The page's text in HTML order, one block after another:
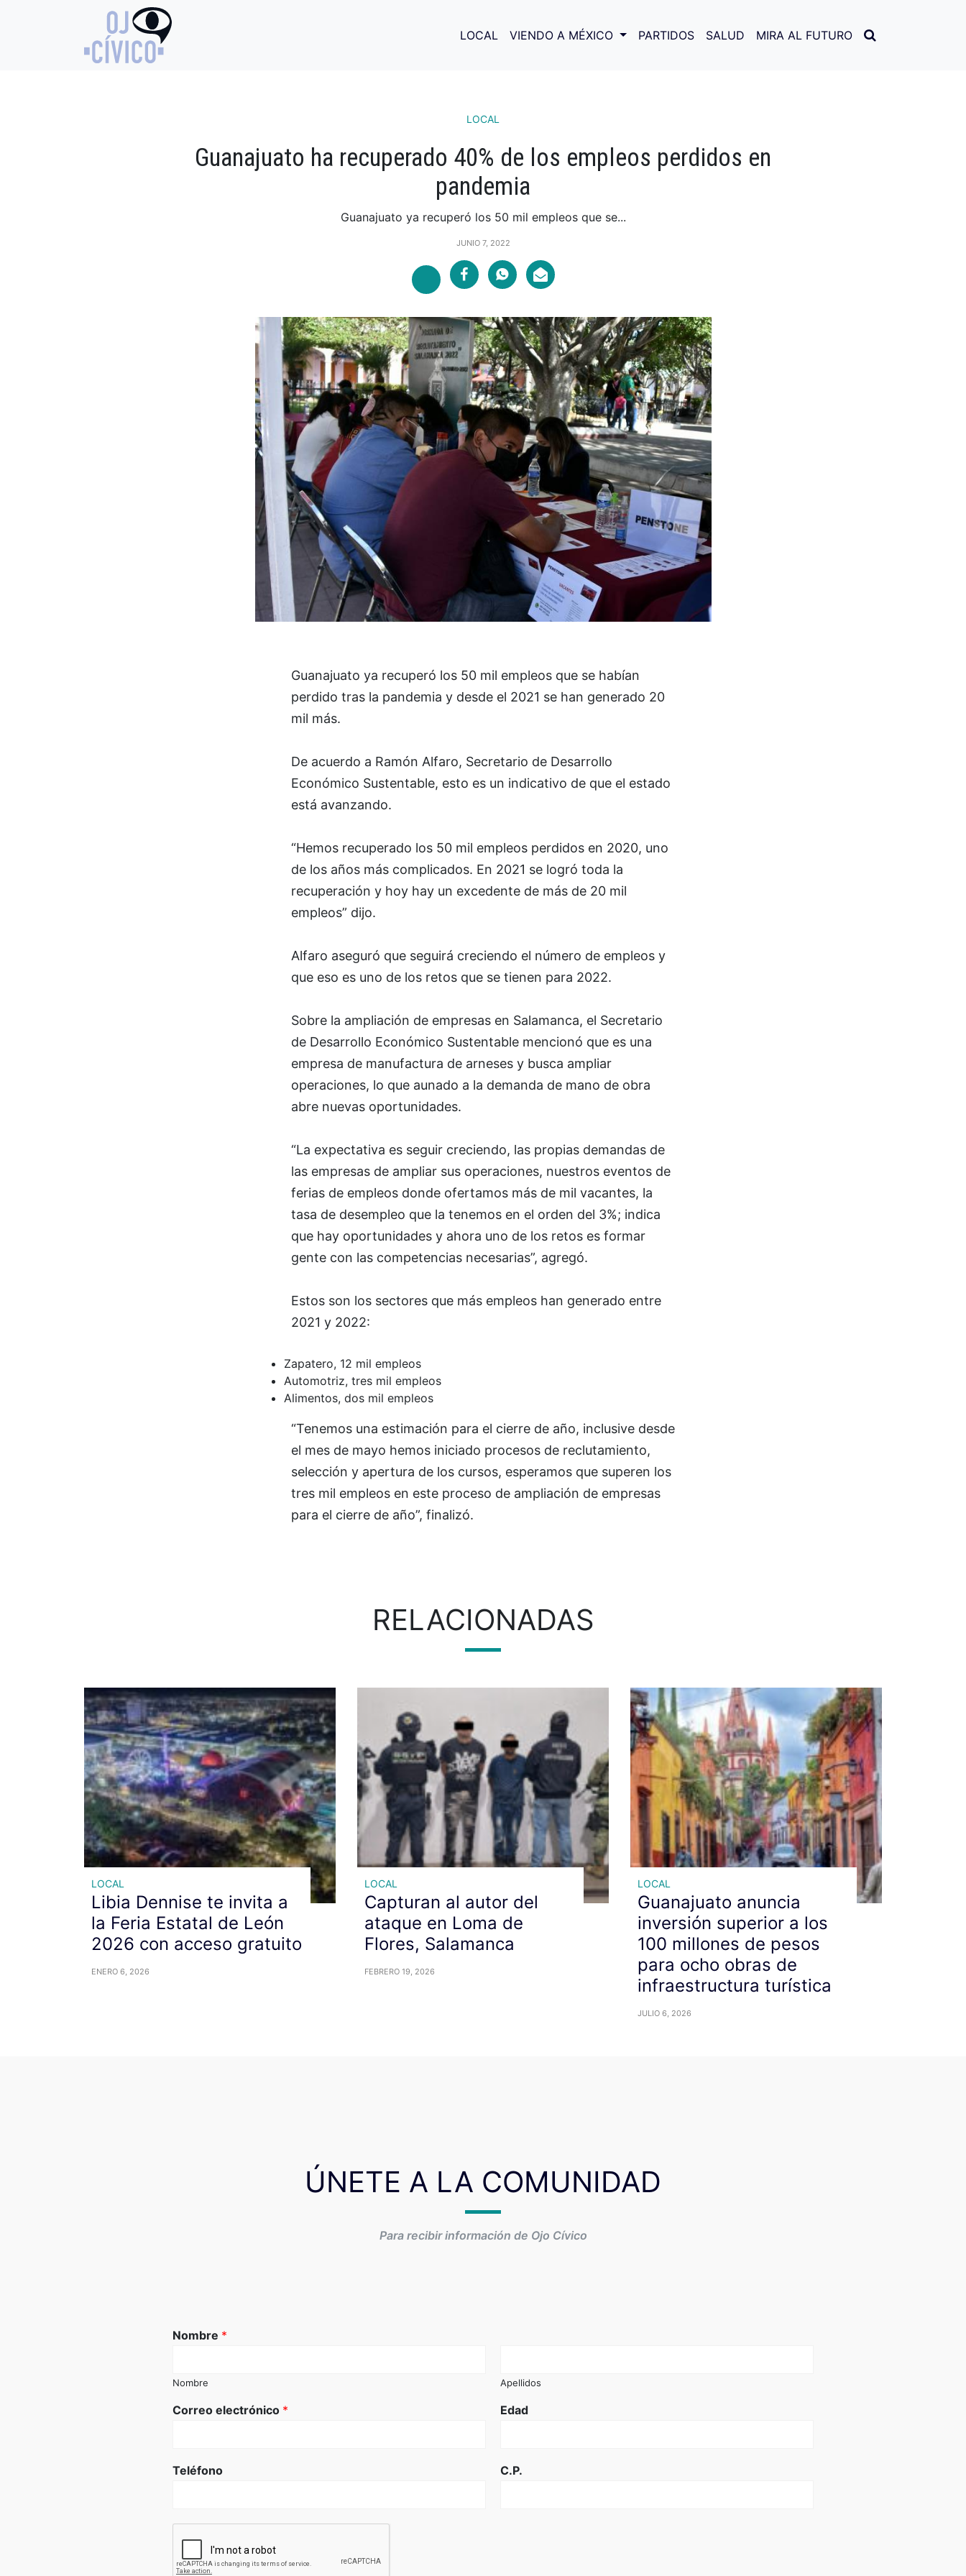
LOCAL VIENDO A MÉXICO PARTIDOS SALUD MIRA AL FUTURO
LOCAL
Guanajuato ha recuperado 40% de los empleos perdidos en
pandemia
Guanajuato ya recuperó los 50 mil empleos que se...
JUNIO 7, 2022
Guanajuato ya recuperó los 50 mil empleos que se habían
perdido tras la pandemia y desde el 2021 se han generado 20
mil más.
De acuerdo a Ramón Alfaro, Secretario de Desarrollo
Económico Sustentable, esto es un indicativo de que el estado
está avanzando.
“Hemos recuperado los 50 mil empleos perdidos en 2020, uno
de los años más complicados. En 2021 se logró toda la
recuperación y hoy hay un excedente de más de 20 mil
empleos” dijo.
Alfaro aseguró que seguirá creciendo el número de empleos y
que eso es uno de los retos que se tienen para 2022.
Sobre la ampliación de empresas en Salamanca, el Secretario
de Desarrollo Económico Sustentable mencionó que es una
empresa de manufactura de arneses y busca ampliar
operaciones, lo que aunado a la demanda de mano de obra
abre nuevas oportunidades.
“La expectativa es seguir creciendo, las propias demandas de
las empresas de ampliar sus operaciones, nuestros eventos de
ferias de empleos donde ofertamos más de mil vacantes, la
tasa de desempleo que la tenemos en el orden del 3%; indica
que hay oportunidades y ahora uno de los retos es formar
gente con las competencias necesarias”, agregó.
Estos son los sectores que más empleos han generado entre
2021 y 2022:
Zapatero, 12 mil empleos
Automotriz, tres mil empleos
Alimentos, dos mil empleos
“Tenemos una estimación para el cierre de año, inclusive desde
el mes de mayo hemos iniciado procesos de reclutamiento,
selección y apertura de los cursos, esperamos que superen los
tres mil empleos en este proceso de ampliación de empresas
para el cierre de año”, finalizó.
RELACIONADAS
LOCAL
Libia Dennise te invita a
la Feria Estatal de León
2026 con acceso gratuito
ENERO 6, 2026
LOCAL
Capturan al autor del
ataque en Loma de
Flores, Salamanca
FEBRERO 19, 2026
LOCAL
Guanajuato anuncia
inversión superior a los
100 millones de pesos
para ocho obras de
infraestructura turística
JULIO 6, 2026
ÚNETE A LA COMUNIDAD
Para recibir información de Ojo Cívico
Nombre *
Nombre Apellidos
Correo electrónico * Edad
Teléfono C.P.